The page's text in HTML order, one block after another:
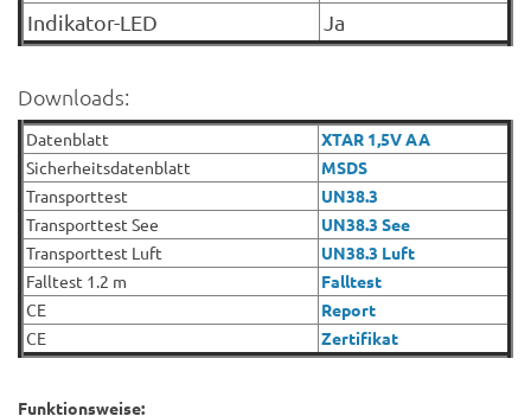
Indikator-LED
Ja
Downloads:
Datenblatt
XTAR 1,5V AA
Sicherheitsdatenblatt
MSDS
Transporttest
UN38.3
Transporttest See
UN38.3 See
Transporttest Luft
UN38.3 Luft
Falltest 1.2 m
Falltest
CE
Report
CE
Zertifikat
Funktionsweise: